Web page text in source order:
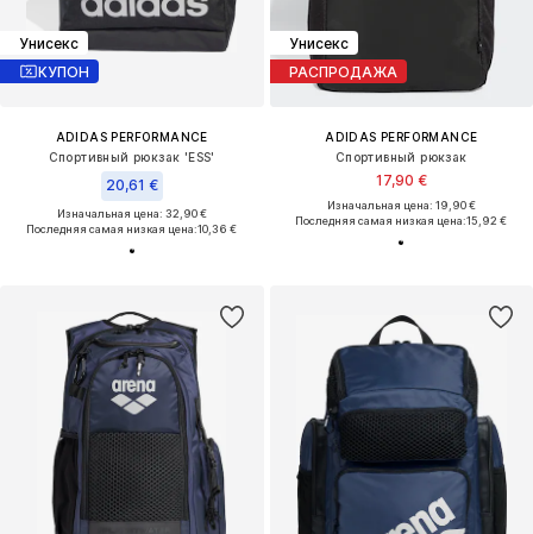
Унисекс
КУПОН
ADIDAS PERFORMANCE
Спортивный рюкзак 'ESS'
20,61 €
Изначальная цена: 32,90 €
Последняя самая низкая цена:10,36 €
Унисекс
РАСПРОДАЖА
ADIDAS PERFORMANCE
Спортивный рюкзак
17,90 €
Изначальная цена: 19,90 €
Последняя самая низкая цена:15,92 €